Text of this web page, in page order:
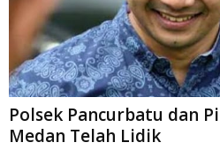
Polsek Pancurbatu dan
Medan Telah Lidik